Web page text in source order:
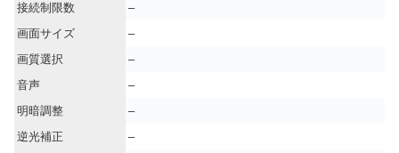
接続制限数
–
画面サイズ
–
画質選択
–
音声
–
明暗調整
–
逆光補正
–